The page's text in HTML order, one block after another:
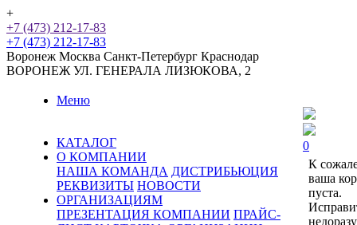
+
+7 (473) 212-17-83
+7 (473) 212-17-83
Воронеж Москва Санкт-Петербург Краснодар
ВОРОНЕЖ УЛ. ГЕНЕРАЛА ЛИЗЮКОВА, 2
Меню
КАТАЛОГ
О КОМПАНИИ
НАША КОМАНДА ДИСТРИБЬЮЦИЯ
РЕКВИЗИТЫ НОВОСТИ
ОРГАНИЗАЦИЯМ
ПРЕЗЕНТАЦИЯ КОМПАНИИ ПРАЙС-
0
К
ваша
пуста.